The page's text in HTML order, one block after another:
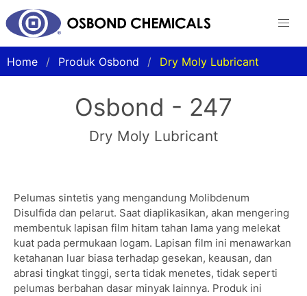
Home Produk Osbond Dry Moly Lubricant
Osbond - 247
Dry Moly Lubricant
Pelumas sintetis yang mengandung Molibdenum
Disulfida dan pelarut. Saat diaplikasikan, akan mengering
membentuk lapisan film hitam tahan lama yang melekat
kuat pada permukaan logam. Lapisan film ini menawarkan
ketahanan luar biasa terhadap gesekan, keausan, dan
abrasi tingkat tinggi, serta tidak menetes, tidak seperti
pelumas berbahan dasar minyak lainnya. Produk ini